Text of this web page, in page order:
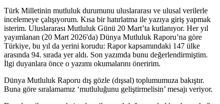
Türk Milletinin mutluluk durumunu uluslararası ve ulusal verilerle
incelemeye çalışıyorum. Kısa bir hatırlatma ile yazıya giriş yapmak
isterim. Uluslararası Mutluluk Günü 20 Mart’ta kutlanıyor. Her yıl
yayımlanan (20 Mart 2026'da) Dünya Mutluluk Raporu’na göre
Türkiye, bu yıl da yerini korudu: Rapor kapsamındaki 147 ülke
arasında 94. sırada yer aldı. Son yazımda bunu değerlendirmiştim.
İlgi duyanlara önce o yazımı okumalarını öneririm.
Dünya Mutluluk Raporu dış gözle (dışsal) toplumumuza bakıştır.
Buna göre sıralamamız ‘mutluluğunu geliştirmelisin’ mesajı veriyor.